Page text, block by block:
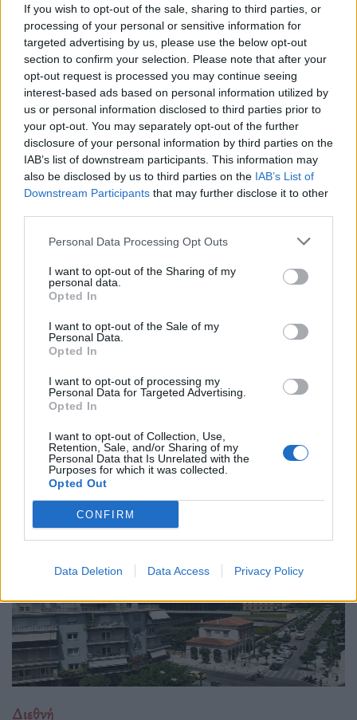
If you wish to opt-out of the sale, sharing to third parties, or
processing of your personal or sensitive information for
targeted advertising by us, please use the below opt-out
section to confirm your selection. Please note that after your
opt-out request is processed you may continue seeing
interest-based ads based on personal information utilized by
us or personal information disclosed to third parties prior to
your opt-out. You may separately opt-out of the further
disclosure of your personal information by third parties on the
IAB’s list of downstream participants. This information may
also be disclosed by us to third parties on the IAB’s List of
Downstream Participants that may further disclose it to other
Personal Data Processing Opt Outs
I want to opt-out of the Sharing of my
personal data.
Opted In
I want to opt-out of the Sale of my
Personal Data.
Opted In
I want to opt-out of processing my
Personal Data for Targeted Advertising.
Opted In
I want to opt-out of Collection, Use,
Retention, Sale, and/or Sharing of my
Personal Data that Is Unrelated with the
Purposes for which it was collected.
Opted Out
CONFIRM
Data Deletion Data Access Privacy Policy
Λέων ΙΔ’ χρησιμοποιεί την ΤΝ ως αφετηρία για να
καταγγείλει την ανισότητα, τον πόλεμο, τη διάβρωση της
δημοκρατίας και τη συγκέντρωση εξουσίας σε
Διεθνή
Το “Ευρωβαρόμετρο” επιβεβαιώνει την
αβεβαιότητα των πολιτών της Ευρώπης
04.02.26
Το νέο "Ευρωβαρόμετρο" καταγράφει με ψυχρή ακρίβεια αυτή
την αντίφαση. Oι πολίτες που ανησυχούν βαθιά για πολέμους,
ακρίβεια και αποσταθεροποίηση, αλλά ταυτόχρονα ζητούν μια
πιο δυνατή, πιο παρούσα Ευ
Διεθνή